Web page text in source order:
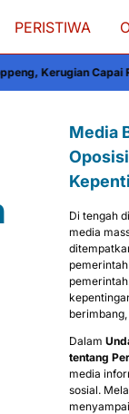
PERISTIWA
Rp300 JutaSemarak
Media
Di tengah
media
Dalam
tentang
media
sosial.